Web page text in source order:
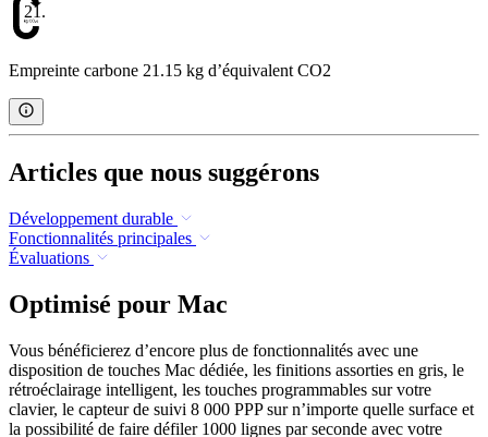
21.15
Empreinte carbone 21.15 kg d’équivalent CO2
Articles que nous suggérons
Développement durable
Fonctionnalités principales
Évaluations
Optimisé pour Mac
Vous bénéficierez d’encore plus de fonctionnalités avec une
disposition de touches Mac dédiée, les finitions assorties en gris, le
rétroéclairage intelligent, les touches programmables sur votre
clavier, le capteur de suivi 8 000 PPP sur n’importe quelle surface et
la possibilité de faire défiler 1000 lignes par seconde avec votre